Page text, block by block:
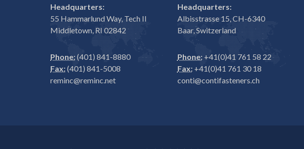
Headquarters:
55 Hammarlund Way, Tech II
Middletown, RI 02842
Phone:(401) 841-8880
Fax:(401) 841-5008
reminc@reminc.net
Headquarters:
Albisstrasse 15, CH-6340
Baar, Switzerland
Phone:+41(0)41 761 58 22
Fax:+41(0)41 761 30 18
conti@contifasteners.ch